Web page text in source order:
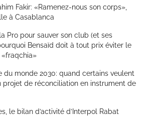
Fakir: «Ramenez-nous son corps»,
à Casablanca
Pro pour sauver son club (et ses
Bensaïd doit à tout prix éviter le
du monde 2030: quand certains veulent
projet de réconciliation en instrument de
le bilan d’activité d’Interpol Rabat